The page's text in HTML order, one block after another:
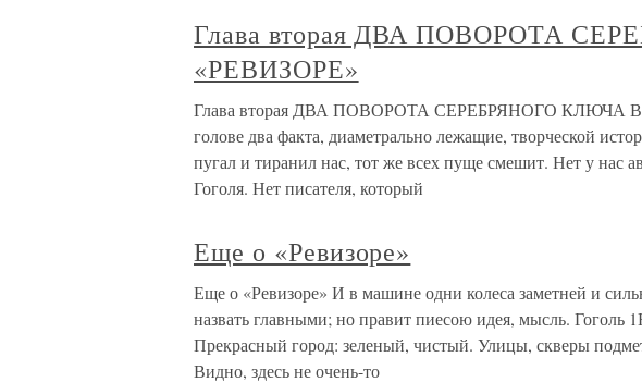
Глава вторая ДВА ПОВОРОТА
«РЕВИЗОРЕ»
Глава вторая ДВА ПОВОРОТА СЕРЕБРЯНОГО КЛЮЧА В
голове два факта, диаметрально лежащие, творческой
пугал и тиранил нас, тот же всех пуще смешит. Нет у нас
Гоголя. Нет писателя, который
Еще о «Ревизоре»
Еще о «Ревизоре» И в машине одни колеса заметней и
назвать главными; но правит пиесою идея, мысль. Гоголь
Прекрасный город: зеленый, чистый. Улицы, скверы
Видно, здесь не очень-то